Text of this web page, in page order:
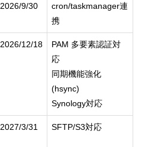
2026/9/30
cron/taskmanager連
携
2026/12/18
PAM 多要素認証対
応
同期機能強化
(hsync)
Synology対応
2027/3/31 SFTP/S3対応